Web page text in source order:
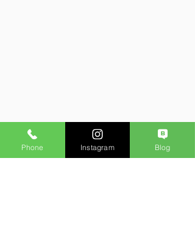
Phone Instagram Blog